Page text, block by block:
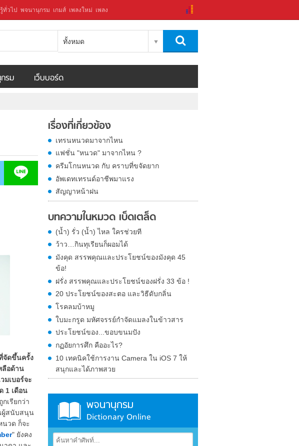
ทั่วไป พจนานุกรม เกมส์ เพลงใหม่ เพลง
ทั้งหมด
รม เว็บบอร์ด
จัดขึ้นครั้ง
ลือด้าน
มเบอร์จะ
1 เดือน
รียกว่า
ผู้สนับสนุน
นวด ก็จะ
" ยังคง
เรื่องที่เกี่ยวข้อง
เทรนหนวดมาจากไหน
แฟชั่น "หนวด" มาจากไหน ?
ครีมโกนหนวด กับ คราบที่ขจัดยาก
อัพเดทเทรนด์อาชีพมาแรง
สัญญาหน้าฝน
บทความในหมวด เบ็ดเตล็ด
(น้ำ) รั่ว (น้ำ) ไหล ใครช่วยที
ว้าว…กินทุเรียนก็ผอมได้
มังคุด สรรพคุณและประโยชน์ของมังคุด 45
ข้อ!
ฝรั่ง สรรพคุณและประโยชน์ของฝรั่ง 33 ข้อ !
20 ประโยชน์ของสะตอ และวิธีดับกลิ่น
โรคลมบ้าหมู
ใบมะกรูด มหัศจรรย์กำจัดแมลงในข้าวสาร
ประโยชน์ของ...ขอบขนมปัง
กฏอัยการศึก คืออะไร?
10 เทคนิคใช้การงาน Camera ใน iOS 7 ให้
สนุกและได้ภาพสวย
พจนานุกรม
Dictionary Online